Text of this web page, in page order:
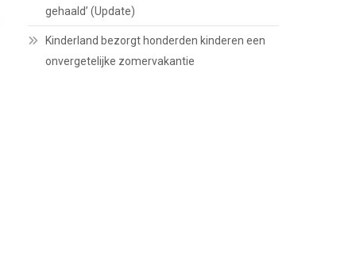
gehaald’ (Update)
Kinderland bezorgt honderden kinderen een
onvergetelijke zomervakantie